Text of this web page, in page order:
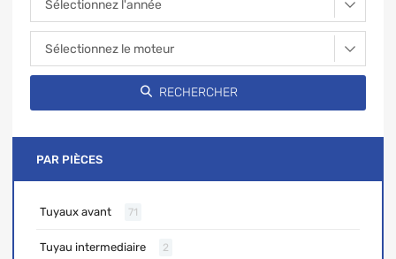
PAR PIÈCES
Tuyaux avant 71
Tuyau intermediaire 2